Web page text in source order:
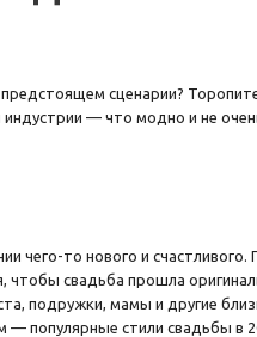
сценарии?
— что модно и не
чего-то нового и
свадьба прошла
подружки, мамы и другие
популярные стили свадьбы в